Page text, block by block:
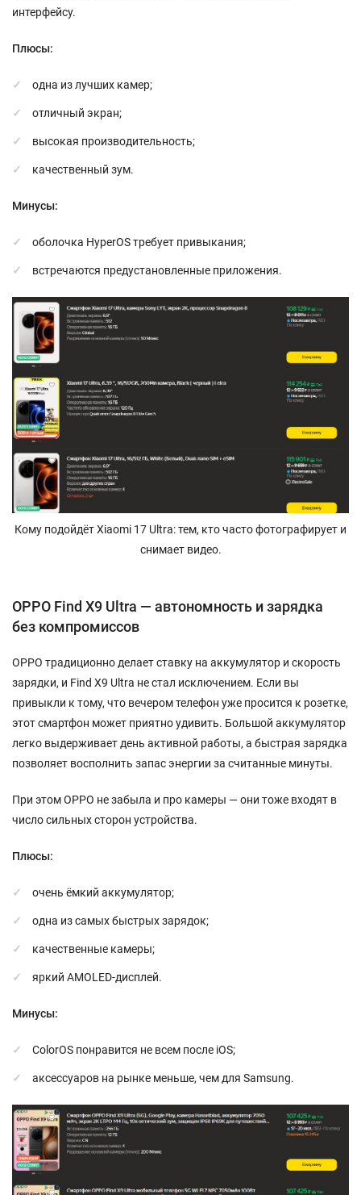
интерфейсу.
Плюсы:
одна из лучших камер;
отличный экран;
высокая производительность;
качественный зум.
Минусы:
оболочка HyperOS требует привыкания;
встречаются предустановленные приложения.
Кому подойдёт Xiaomi 17 Ultra: тем, кто часто фотографирует и
снимает видео.
OPPO Find X9 Ultra — автономность и зарядка
без компромиссов
OPPO традиционно делает ставку на аккумулятор и скорость
зарядки, и Find X9 Ultra не стал исключением. Если вы
привыкли к тому, что вечером телефон уже просится к розетке,
этот смартфон может приятно удивить. Большой аккумулятор
легко выдерживает день активной работы, а быстрая зарядка
позволяет восполнить запас энергии за считанные минуты.
При этом OPPO не забыла и про камеры — они тоже входят в
число сильных сторон устройства.
Плюсы:
очень ёмкий аккумулятор;
одна из самых быстрых зарядок;
качественные камеры;
яркий AMOLED-дисплей.
Минусы:
ColorOS понравится не всем после iOS;
аксессуаров на рынке меньше, чем для Samsung.